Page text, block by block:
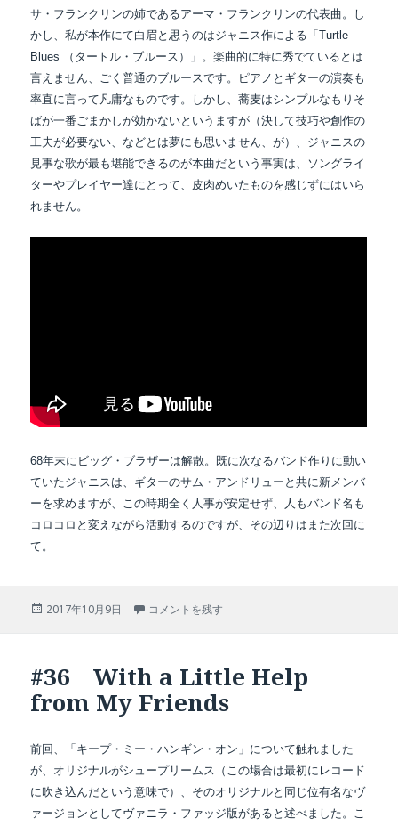
サ・フランクリンの姉であるアーマ・フランクリンの代表曲。し
かし、私が本作にて白眉と思うのはジャニス作による「Turtle
Blues （タートル・ブルース）」。楽曲的に特に秀でているとは
言えません、ごく普通のブルースです。ピアノとギターの演奏も
率直に言って凡庸なものです。しかし、蕎麦はシンプルなもりそ
ばが一番ごまかしが効かないというますが（決して技巧や創作の
工夫が必要ない、などとは夢にも思いません、が）、ジャニスの
見事な歌が最も堪能できるのが本曲だという事実は、ソングライ
ターやプレイヤー達にとって、皮肉めいたものを感じずにはいら
れません。
68年末にビッグ・ブラザーは解散。既に次なるバンド作りに動い
ていたジャニスは、ギターのサム・アンドリューと共に新メンバ
ーを求めますが、この時期全く人事が安定せず、人もバンド名も
コロコロと変えながら活動するのですが、その辺りはまた次回に
て。
投
2017年10月9日 #37 Cheap Thrills に
コメントを残す
#36 With a Little Help
from My Friends
前回、「キープ・ミー・ハンギン・オン」について触れました
が、オリジナルがシュープリームス（この場合は最初にレコード
に吹き込んだという意味で）、そのオリジナルと同じ位有名なヴ
ァージョンとしてヴァニラ・ファッジ版があると述べました。こ